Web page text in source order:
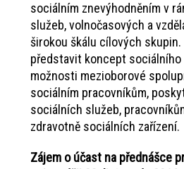
sociálním znevýhodněním v
služeb, volnočasových a
širokou škálu cílových skupin.
představit koncept sociálního
možnosti mezioborové
sociálním pracovníkům,
sociálních služeb,
zdravotně sociálních zařízení.
Zájem o účast na přednášce